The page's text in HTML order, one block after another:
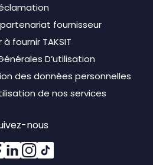
fournisseur
à fournir TAKSIT
D’utilisation
des données personnelles
de nos services
nous